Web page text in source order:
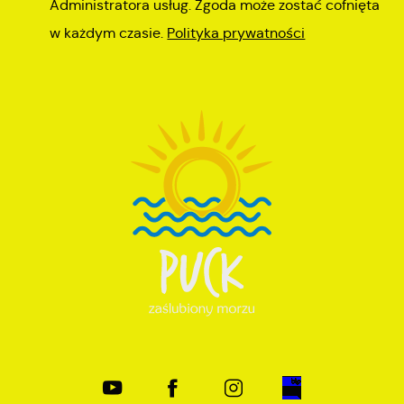
Administratora usług. Zgoda może zostać cofnięta
w każdym czasie. Polityka prywatności